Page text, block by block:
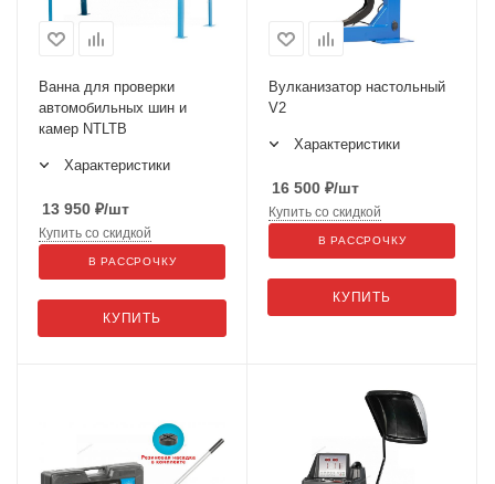
Ванна для проверки
автомобильных шин и
камер NTLTB
Характеристики
13 950 ₽/шт
КУПИТЬ
Купить со скидкой
В РАССРОЧКУ
Вулканизатор настольный
V2
Характеристики
16 500 ₽/шт
КУПИТЬ
Купить со скидкой
В РАССРОЧКУ